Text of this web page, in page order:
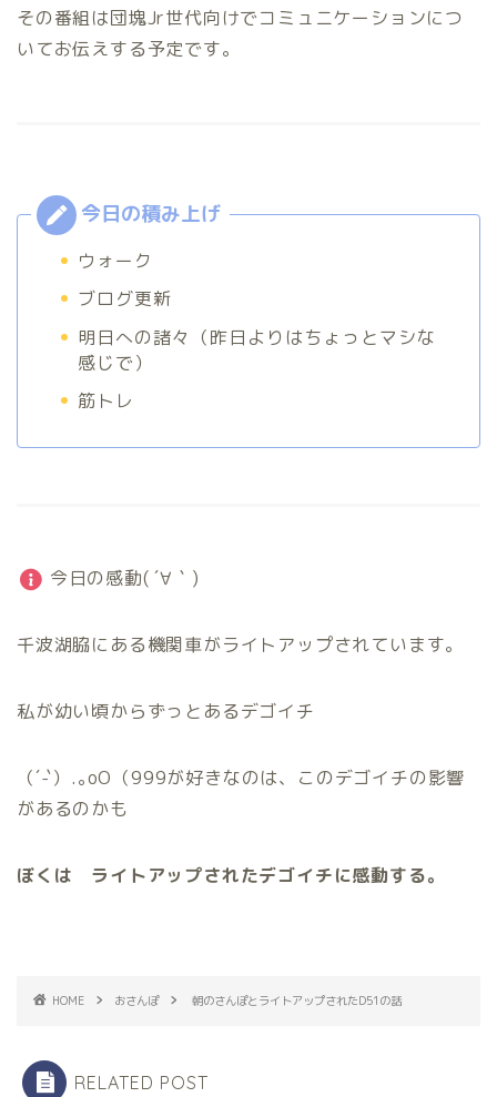
その番組は団塊Jr世代向けでコミュニケーションにつ
いてお伝えする予定です。
ウォーク
ブログ更新
明日への諸々（昨日よりはちょっとマシな
感じで）
筋トレ
今日の感動( ´∀｀)
千波湖脇にある機関車がライトアップされています。
私が幼い頃からずっとあるデゴイチ
（´-`）.｡oO（999が好きなのは、このデゴイチの影響
があるのかも
ぼくは ライトアップされたデゴイチに感動する。
HOME おさんぽ 朝のさんぽとライトアップされたD51の話
RELATED POST